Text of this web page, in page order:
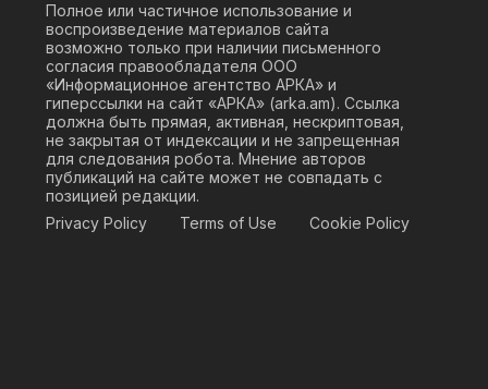
Полное или частичное использование и
воспроизведение материалов сайта
возможно только при наличии письменного
согласия правообладателя ООО
«Информационное агентство АРКА» и
гиперссылки на сайт «АРКА» (arka.am). Ссылка
должна быть прямая, активная, нескриптовая,
не закрытая от индексации и не запрещенная
для следования робота. Мнение авторов
публикаций на сайте может не совпадать с
позицией редакции.
Privacy Policy
Terms of Use Cookie Policy